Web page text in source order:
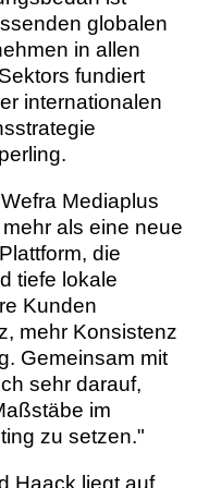
globalen
in allen
fundiert
internationalen
Mediaplus
als eine neue
die
tiefe lokale
Kunden
mehr Konsistenz
Gemeinsam mit
sehr darauf,
im
zu setzen."
Haack liegt auf